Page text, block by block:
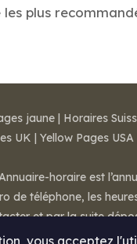
les plus
vous acceptez
jaune | Horaires
UK | Yellow Pages USA
horaire est
de téléphone, les
et par la suite
de ventes-